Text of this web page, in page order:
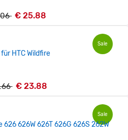
€ 25.88
Sale
für HTC Wildfire
€ 23.88
Sale
626 626W 626T 626G 626S 262W